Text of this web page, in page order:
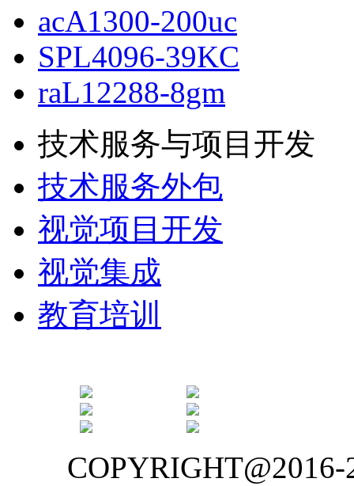
acA1300-200uc
SPL4096-39KC
raL12288-8gm
技术服务与项目开发
技术服务外包
视觉项目开发
视觉集成
教育培训
COPYRIGHT@2016-